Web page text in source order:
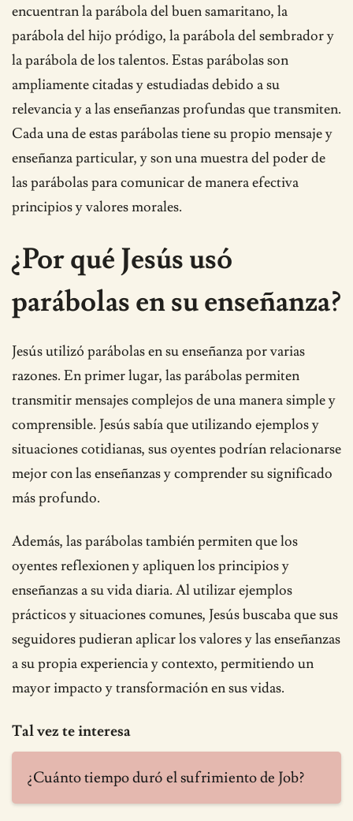
encuentran la parábola del buen samaritano, la
parábola del hijo pródigo, la parábola del sembrador y
la parábola de los talentos. Estas parábolas son
ampliamente citadas y estudiadas debido a su
relevancia y a las enseñanzas profundas que transmiten.
Cada una de estas parábolas tiene su propio mensaje y
enseñanza particular, y son una muestra del poder de
las parábolas para comunicar de manera efectiva
principios y valores morales.
¿Por qué Jesús usó
parábolas en su enseñanza?
Jesús utilizó parábolas en su enseñanza por varias
razones. En primer lugar, las parábolas permiten
transmitir mensajes complejos de una manera simple y
comprensible. Jesús sabía que utilizando ejemplos y
situaciones cotidianas, sus oyentes podrían relacionarse
mejor con las enseñanzas y comprender su significado
más profundo.
Además, las parábolas también permiten que los
oyentes reflexionen y apliquen los principios y
enseñanzas a su vida diaria. Al utilizar ejemplos
prácticos y situaciones comunes, Jesús buscaba que sus
seguidores pudieran aplicar los valores y las enseñanzas
a su propia experiencia y contexto, permitiendo un
mayor impacto y transformación en sus vidas.
Tal vez te interesa
¿Cuánto tiempo duró el sufrimiento de Job?